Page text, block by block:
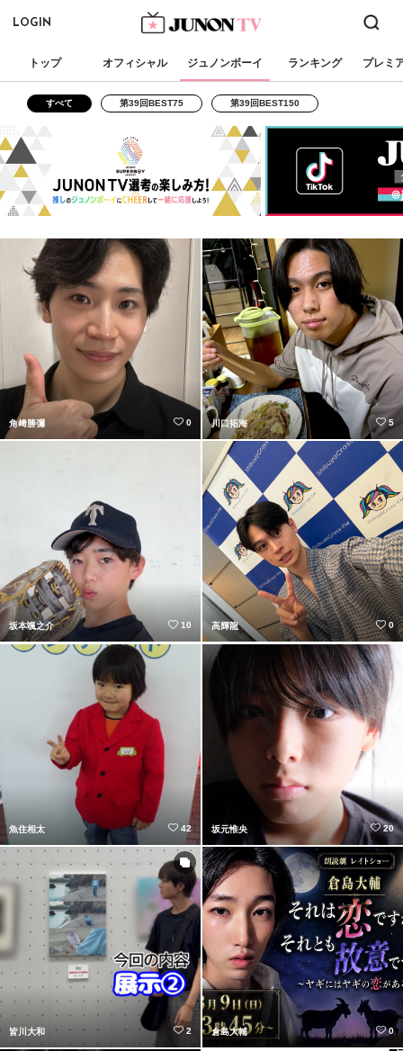
LOGIN
トップ オフィシャル ジュノンボーイ ランキング プレミ
すべて 第39回BEST75 第39回BEST150
角﨑勝彌 0 川口拓海 5
坂本颯之介 10 高輝龍 0
魚住相太 42 坂元惟央 20
皆川大和 2 倉島大輔 0